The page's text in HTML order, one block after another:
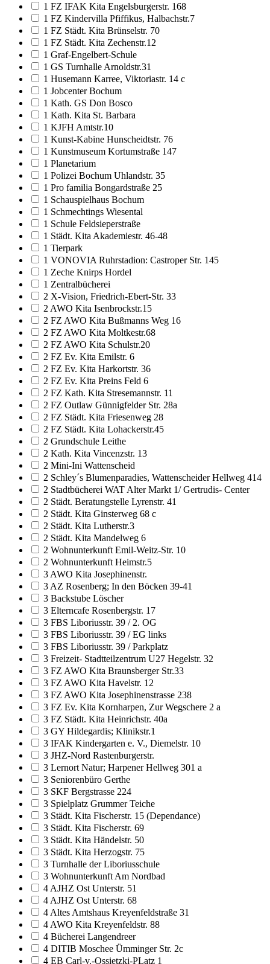
1 FZ IFAK Kita Engelsburgerstr. 168
1 FZ Kindervilla Pfiffikus, Halbachstr.7
1 FZ Städt. Kita Brünselstr. 70
1 FZ Städt. Kita Zechenstr.12
1 Graf-Engelbert-Schule
1 GS Turnhalle Arnoldstr.31
1 Husemann Karree, Viktoriastr. 14 c
1 Jobcenter Bochum
1 Kath. GS Don Bosco
1 Kath. Kita St. Barbara
1 KJFH Amtstr.10
1 Kunst-Kabine Hunscheidtstr. 76
1 Kunstmuseum Kortumstraße 147
1 Planetarium
1 Polizei Bochum Uhlandstr. 35
1 Pro familia Bongardstraße 25
1 Schauspielhaus Bochum
1 Schmechtings Wiesental
1 Schule Feldsieperstraße
1 Städt. Kita Akademiestr. 46-48
1 Tierpark
1 VONOVIA Ruhrstadion: Castroper Str. 145
1 Zeche Knirps Hordel
1 Zentralbücherei
2 X-Vision, Friedrich-Ebert-Str. 33
2 AWO Kita Isenbrockstr.15
2 FZ AWO Kita Bußmanns Weg 16
2 FZ AWO Kita Moltkestr.68
2 FZ AWO Kita Schulstr.20
2 FZ Ev. Kita Emilstr. 6
2 FZ Ev. Kita Harkortstr. 36
2 FZ Ev. Kita Preins Feld 6
2 FZ Kath. Kita Stresemannstr. 11
2 FZ Outlaw Günnigfelder Str. 28a
2 FZ Städt. Kita Friesenweg 28
2 FZ Städt. Kita Lohackerstr.45
2 Grundschule Leithe
2 Kath. Kita Vincenzstr. 13
2 Mini-Ini Wattenscheid
2 Schley´s Blumenparadies, Wattenscheider Hellweg 414
2 Stadtbücherei WAT Alter Markt 1/ Gertrudis- Center
2 Städt. Beratungstelle Lyrenstr. 41
2 Städt. Kita Ginsterweg 68 c
2 Städt. Kita Lutherstr.3
2 Städt. Kita Mandelweg 6
2 Wohnunterkunft Emil-Weitz-Str. 10
2 Wohnunterkunft Heimstr.5
3 AWO Kita Josephinenstr.
3 AZ Rosenberg; In den Böcken 39-41
3 Backstube Löscher
3 Elterncafe Rosenbergstr. 17
3 FBS Liboriusstr. 39 / 2. OG
3 FBS Liboriusstr. 39 / EG links
3 FBS Liboriusstr. 39 / Parkplatz
3 Freizeit- Stadtteilzentrum U27 Hegelstr. 32
3 FZ AWO Kita Braunsberger Str.33
3 FZ AWO Kita Havelstr. 12
3 FZ AWO Kita Josephinenstrasse 238
3 FZ Ev. Kita Kornharpen, Zur Wegschere 2 a
3 FZ Städt. Kita Heinrichstr. 40a
3 GY Hildegardis; Klinikstr.1
3 IFAK Kindergarten e. V., Diemelstr. 10
3 JHZ-Nord Rastenburgerstr.
3 Lernort Natur; Harpener Hellweg 301 a
3 Seniorenbüro Gerthe
3 SKF Bergstrasse 224
3 Spielplatz Grummer Teiche
3 Städt. Kita Fischerstr. 15 (Dependance)
3 Städt. Kita Fischerstr. 69
3 Städt. Kita Händelstr. 50
3 Städt. Kita Herzogstr. 75
3 Turnhalle der Liboriusschule
3 Wohnunterkunft Am Nordbad
4 AJHZ Ost Unterstr. 51
4 AJHZ Ost Unterstr. 68
4 Altes Amtshaus Kreyenfeldstraße 31
4 AWO Kita Kreyenfeldstr. 88
4 Bücherei Langendreer
4 DITIB Moschee Ümminger Str. 2c
4 EB Carl-v.-Ossietzki-PLatz 1